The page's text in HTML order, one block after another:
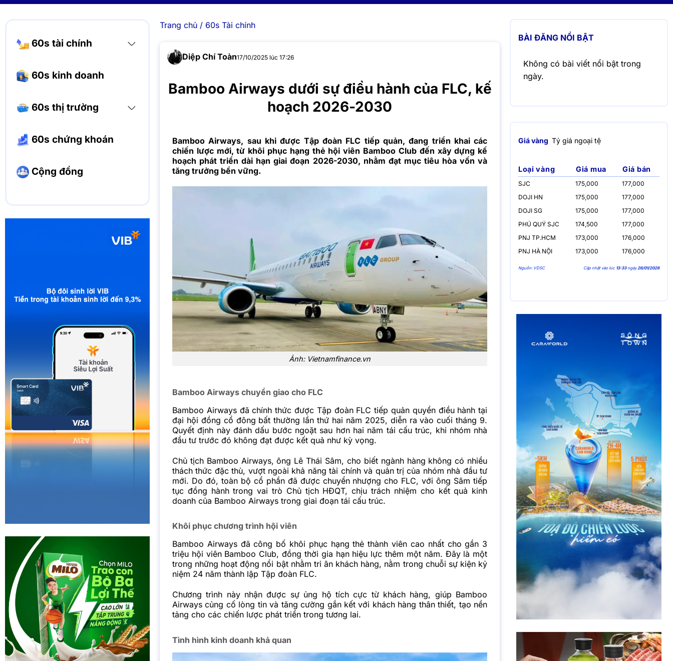
60s tài chính
60s kinh doanh
60s thị trường
60s chứng khoán
Cộng đồng
Trang chủ/ 60s Tài chính
Diệp Chí Toàn17/10/2025 lúc 17:26
Bamboo Airways dưới sự điều hành của FLC, kế
hoạch 2026-2030
Bamboo Airways, sau khi được Tập đoàn FLC tiếp quản, đang triển khai các
chiến lược mới, từ khôi phục hạng thẻ hội viên Bamboo Club đến xây dựng kế
hoạch phát triển dài hạn giai đoạn 2026-2030, nhằm đạt mục tiêu hòa vốn và
tăng trưởng bền vững.
Ảnh: Vietnamfinance.vn
Bamboo Airways chuyển giao cho FLC
Bamboo Airways đã chính thức được Tập đoàn FLC tiếp quản quyền điều hành tại
đại hội đồng cổ đông bất thường lần thứ hai năm 2025, diễn ra vào cuối tháng 9.
Quyết định này đánh dấu bước ngoặt sau hơn hai năm tái cấu trúc, khi nhóm nhà
đầu tư trước đó không đạt được kết quả như kỳ vọng.
Chủ tịch Bamboo Airways, ông Lê Thái Sâm, cho biết ngành hàng không có nhiều
thách thức đặc thù, vượt ngoài khả năng tài chính và quản trị của nhóm nhà đầu tư
mới. Do đó, toàn bộ cổ phần đã được chuyển nhượng cho FLC, với ông Sâm tiếp
tục đồng hành trong vai trò Chủ tịch HĐQT, chịu trách nhiệm cho kết quả kinh
doanh của Bamboo Airways trong giai đoạn tái cấu trúc.
Khôi phục chương trình hội viên
Bamboo Airways đã công bố khôi phục hạng thẻ thành viên cao nhất cho gần 3
triệu hội viên Bamboo Club, đồng thời gia hạn hiệu lực thêm một năm. Đây là một
trong những hoạt động nổi bật nhằm tri ân khách hàng, nằm trong chuỗi sự kiện kỷ
niệm 24 năm thành lập Tập đoàn FLC.
Chương trình này nhận được sự ủng hộ tích cực từ khách hàng, giúp Bamboo
Airways củng cố lòng tin và tăng cường gắn kết với khách hàng thân thiết, tạo nền
tảng cho các chiến lược phát triển trong tương lai.
Tình hình kinh doanh khả quan
BÀI ĐĂNG NỔI BẬT
Không có bài viết nổi bật trong
ngày.
Giá vàng Tỷ giá ngoại tệ
Loại vàng Giá mua Giá bán
SJC 175,000
177,000
DOJI HN
175,000
177,000
DOJI SG
175,000
177,000
PHÚ QUÝ SJC
174,500
177,000
PNJ TP.HCM
173,000
176,000
PNJ HÀ NỘI
173,000 176,000
Nguồn: VDSC Cập nhật vào lúc 13:33ngày26/01/2026